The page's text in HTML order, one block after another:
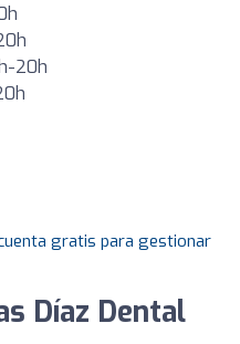
20h
gratis para gestionar
Díaz Dental